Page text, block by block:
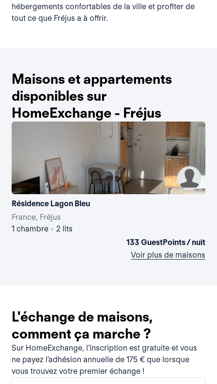
hébergements confortables de la ville et profiter de
tout ce que Fréjus a à offrir.
Maisons et appartements
disponibles sur
HomeExchange - Fréjus
Résidence Lagon Bleu
France, Fréjus
1 chambre • 2 lits
133 GuestPoints / nuit
Voir plus de maisons
L'échange de maisons,
comment ça marche ?
Sur HomeExchange, l’inscription est gratuite et vous
ne payez l’adhésion annuelle de 175 € que lorsque
vous trouvez votre premier échange !